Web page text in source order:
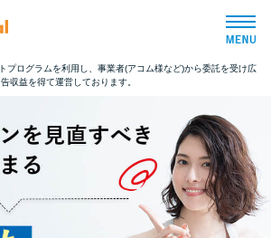
プページ
めコンテンツ
総合人気ランキング
プログラムを利用し、事業者(アコム様など)から委託を受け広
告収益を得て運営しております。